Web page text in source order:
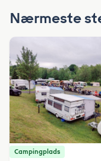
Nærmeste
Campingplads